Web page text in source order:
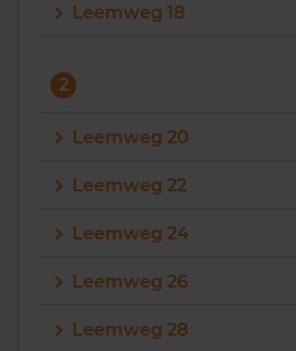
Maandag t/m vrijdag - 08:00 -18:00
Leemweg 18
2
Leemweg 20
Leemweg 22
Leemweg 24
Leemweg 26
Leemweg 28